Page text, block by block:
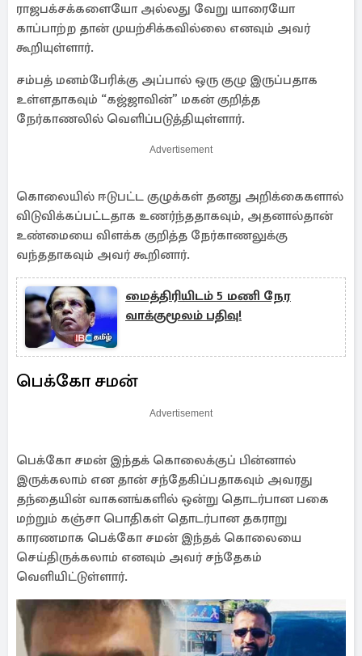
ராஜபக்சக்களையோ அல்லது வேறு யாரையோ
காப்பாற்ற தான் முயற்சிக்கவில்லை எனவும் அவர்
கூறியுள்ளார்.
சம்பத் மனம்பேரிக்கு அப்பால் ஒரு குழு இருப்பதாக
உள்ளதாகவும் “கஜ்ஜாவின்” மகன் குறித்த
நேர்காணலில் வெளிப்படுத்தியுள்ளார்.
Advertisement
கொலையில் ஈடுபட்ட குழுக்கள் தனது அறிக்கைகளால்
விடுவிக்கப்பட்டதாக உணர்ந்ததாகவும், அதனால்தான்
உண்மையை விளக்க குறித்த நேர்காணலுக்கு
வந்ததாகவும் அவர் கூறினார்.
மைத்திரியிடம் 5 மணி நேர
வாக்குமூலம் பதிவு!
பெக்கோ சமன்
Advertisement
பெக்கோ சமன் இந்தக் கொலைக்குப் பின்னால்
இருக்கலாம் என தான் சந்தேகிப்பதாகவும் அவரது
தந்தையின் வாகனங்களில் ஒன்று தொடர்பான பகை
மற்றும் கஞ்சா பொதிகள் தொடர்பான தகராறு
காரணமாக பெக்கோ சமன் இந்தக் கொலையை
செய்திருக்கலாம் எனவும் அவர் சந்தேகம்
வெளியிட்டுள்ளார்.